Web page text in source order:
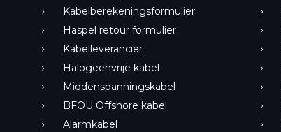
Kabelberekeningsformulier
Haspel retour formulier
Kabelleverancier
Halogeenvrije kabel
Middenspanningskabel
BFOU Offshore kabel
Alarmkabel